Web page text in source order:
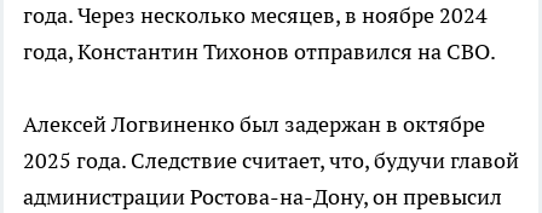
года. Через несколько месяцев, в ноябре 2024
года, Константин Тихонов отправился на СВО.
Алексей Логвиненко был задержан в октябре
2025 года. Следствие считает, что, будучи главой
администрации Ростова-на-Дону, он превысил